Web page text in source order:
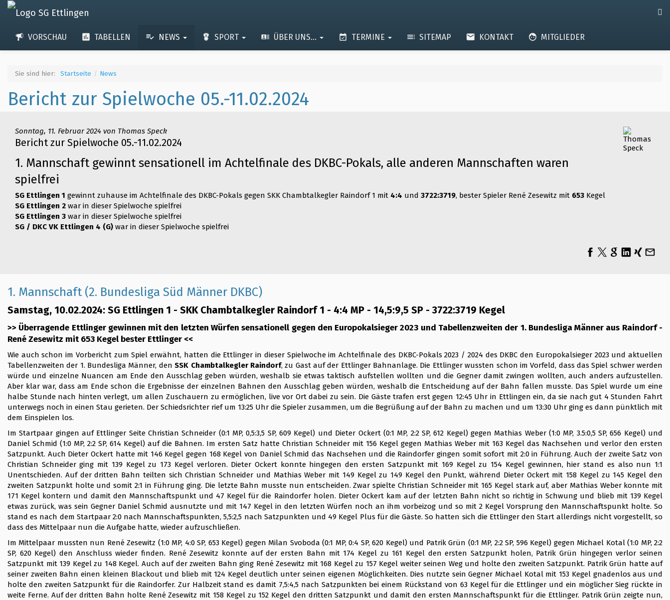
VORSCHAU TABELLEN NEWS SPORT ÜBER UNS... TERMINE SITEMAP KONTAKT MITGLIEDER
Sie sind hier: Startseite News
Bericht zur Spielwoche 05.-11.02.2024
Sonntag, 11. Februar 2024 von Thomas Speck
Bericht zur Spielwoche 05.-11.02.2024
1. Mannschaft gewinnt sensationell im Achtelfinale des DKBC-Pokals, alle anderen Mannschaften waren
spielfrei
SG Ettlingen 1 gewinnt zuhause im Achtelfinale des DKBC-Pokals gegen SKK Chambtalkegler Raindorf 1 mit 4:4 und 3722:3719, bester Spieler René Zesewitz mit 653 Kegel
SG Ettlingen 2 war in dieser Spielwoche spielfrei
SG Ettlingen 3 war in dieser Spielwoche spielfrei
SG / DKC VK Ettlingen 4 (G) war in dieser Spielwoche spielfrei
1. Mannschaft (2. Bundesliga Süd Männer DKBC)
Samstag, 10.02.2024: SG Ettlingen 1 - SKK Chambtalkegler Raindorf 1 - 4:4 MP - 14,5:9,5 SP - 3722:3719 Kegel
>> Überragende Ettlinger gewinnen mit den letzten Würfen sensationell gegen den Europokalsieger 2023 und Tabellenzweiten der 1. Bundesliga Männer aus Raindorf -
René Zesewitz mit 653 Kegel bester Ettlinger <<
Wie auch schon im Vorbericht zum Spiel erwähnt, hatten die Ettlinger in dieser Spielwoche im Achtelfinale des DKBC-Pokals 2023 / 2024 des DKBC den Europokalsieger 2023 und aktuellen
Tabellenzweiten der 1. Bundesliga Männer, denSSK Chambtalkegler Raindorf, zu Gast auf der Ettlinger Bahnanlage. Die Ettlinger wussten schon im Vorfeld, dass das Spiel schwer werden
würde und einzelne Nuancen am Ende den Ausschlag geben würden, weshalb sie etwas taktisch aufstellen wollten und die Gegner damit zwingen wollten, auch anders aufzustellen.
Aber klar war, dass am Ende schon die Ergebnisse der einzelnen Bahnen den Ausschlag geben würden, weshalb die Entscheidung auf der Bahn fallen musste. Das Spiel wurde um eine
halbe Stunde nach hinten verlegt, um allen Zuschauern zu ermöglichen, live vor Ort dabei zu sein. Die Gäste trafen erst gegen 12:45 Uhr in Ettlingen ein, da sie nach gut 4 Stunden Fahrt
unterwegs noch in einen Stau gerieten. Der Schiedsrichter rief um 13:25 Uhr die Spieler zusammen, um die Begrüßung auf der Bahn zu machen und um 13:30 Uhr ging es dann pünktlich mit
dem Einspielen los.
Im Startpaar gingen auf Ettlinger Seite Christian Schneider (0:1 MP, 0,5:3,5 SP, 609 Kegel) und Dieter Ockert (0:1 MP, 2:2 SP, 612 Kegel) gegen Mathias Weber (1:0 MP, 3.5:0,5 SP, 656 Kegel) und
Daniel Schmid (1:0 MP, 2:2 SP, 614 Kegel) auf die Bahnen. Im ersten Satz hatte Christian Schneider mit 156 Kegel gegen Mathias Weber mit 163 Kegel das Nachsehen und verlor den ersten
Satzpunkt. Auch Dieter Ockert hatte mit 146 Kegel gegen 168 Kegel von Daniel Schmid das Nachsehen und die Raindorfer gingen somit sofort mit 2:0 in Führung. Auch der zweite Satz von
Christian Schneider ging mit 139 Kegel zu 173 Kegel verloren. Dieter Ockert konnte hingegen den ersten Satzpunkt mit 169 Kegel zu 154 Kegel gewinnen, hier stand es also nun 1:1
Unentschieden. Auf der dritten Bahn teilten sich Christian Schneider und Mathias Weber mit 149 Kegel zu 149 Kegel den Punkt, während Dieter Ockert mit 158 Kegel zu 145 Kegel den
zweiten Satzpunkt holte und somit 2:1 in Führung ging. Die letzte Bahn musste nun entscheiden. Zwar spielte Christian Schneider mit 165 Kegel stark auf, aber Mathias Weber konnte mit
171 Kegel kontern und damit den Mannschaftspunkt und 47 Kegel für die Raindorfer holen. Dieter Ockert kam auf der letzten Bahn nicht so richtig in Schwung und blieb mit 139 Kegel
etwas zurück, was sein Gegner Daniel Schmid ausnutzte und mit 147 Kegel in den letzten Würfen noch an ihm vorbeizog und so mit 2 Kegel Vorsprung den Mannschaftspunkt holte. So
stand es nach dem Startpaar 2:0 nach Mannschaftspunkten, 5,5:2,5 nach Satzpunkten und 49 Kegel Plus für die Gäste. So hatten sich die Ettlinger den Start allerdings nicht vorgestellt, so
dass des Mittelpaar nun die Aufgabe hatte, wieder aufzuschließen.
Im Mittelpaar mussten nun René Zesewitz (1:0 MP, 4:0 SP, 653 Kegel) gegen Milan Svoboda (0:1 MP, 0:4 SP, 620 Kegel) und Patrik Grün (0:1 MP, 2:2 SP, 596 Kegel) gegen Michael Kotal (1:0 MP, 2:2
SP, 620 Kegel) den Anschluss wieder finden. René Zesewitz konnte auf der ersten Bahn mit 174 Kegel zu 161 Kegel den ersten Satzpunkt holen, Patrik Grün hingegen verlor seinen
Satzpunkt mit 139 Kegel zu 148 Kegel. Auch auf der zweiten Bahn ging René Zesewitz mit 168 Kegel zu 157 Kegel weiter seinen Weg und holte den zweiten Satzpunkt. Patrik Grün hatte auf
seiner zweiten Bahn einen kleinen Blackout und blieb mit 124 Kegel deutlich unter seinen eigenen Möglichkeiten. Dies nutzte sein Gegner Michael Kotal mit 153 Kegel gnadenlos aus und
holte den zweiten Satzpunkt für die Raindorfer. Zur Halbzeit stand es damit 7,5:4,5 nach Satzpunkten bei einem Rückstand von 63 Kegel für die Ettlinger und ein möglicher Sieg rückte in
weite Ferne. Auf der dritten Bahn holte René Zesewitz mit 158 Kegel zu 152 Kegel den dritten Satzpunkt und damit den ersten Mannschaftspunkt für die Ettlinger. Patrik Grün zeigte nun,